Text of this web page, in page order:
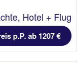
Hotel + Flug
p.P. ab 1207 €